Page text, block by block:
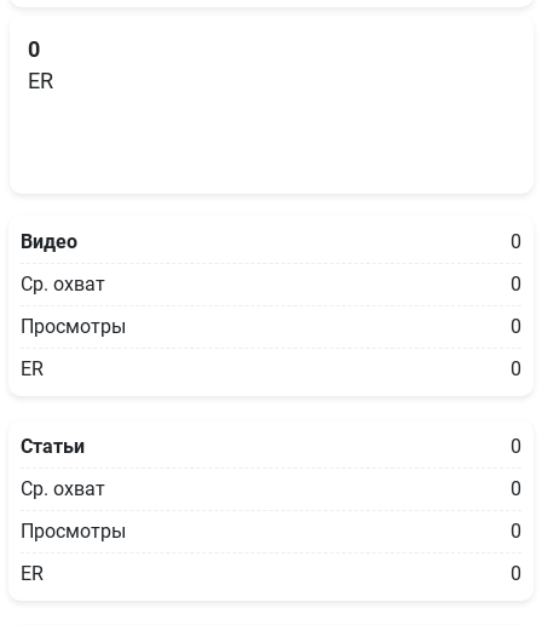
0
ER
Видео
0
Ср. охват
0
Просмотры
0
ER
0
Статьи
0
Ср. охват
0
Просмотры
0
ER
0